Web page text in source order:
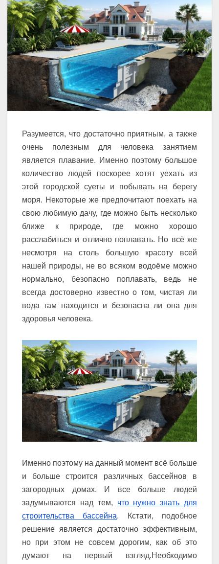
Разумеется, что достаточно приятным, а также
очень полезным для человека занятием
является плавание. Именно поэтому большое
количество людей поскорее хотят уехать из
этой городской суеты и побывать на берегу
моря. Некоторые же предпочитают поехать на
свою любимую дачу, где можно быть несколько
ближе к природе, где можно хорошо
расслабиться и отлично поплавать. Но всё же
несмотря на столь большую красоту всей
нашей природы, не во всяком водоёме можно
нормально, безопасно поплавать, ведь не
всегда достоверно известно о том, чистая ли
вода там находится и безопасна ли она для
здоровья человека.
Именно поэтому на данный момент всё больше
и больше строится различных бассейнов в
загородных домах. И все больше людей
задумываются над тем, что нужно знать для
строительства бассейна. Кстати, подобное
решение является достаточно эффективным,
но при этом не совсем дорогим, как об это
думают на первый взгляд.Необходимо